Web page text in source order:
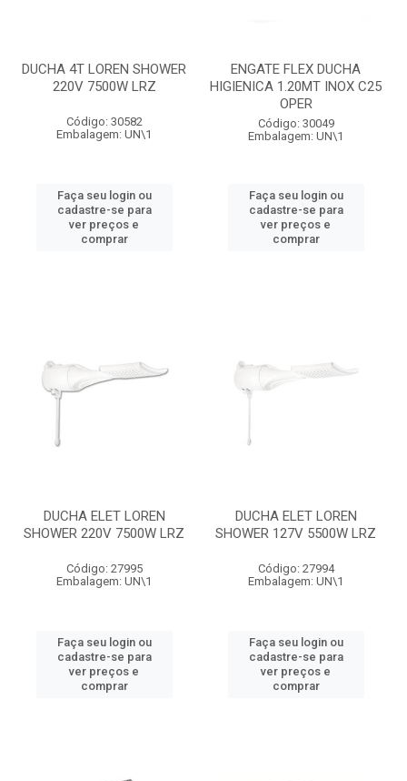
DUCHA 4T LOREN SHOWER
220V 7500W LRZ
Código: 30582
Embalagem: UN\1
Faça seu login ou
cadastre-se para
ver preços e
comprar
ENGATE FLEX DUCHA
HIGIENICA 1.20MT INOX C25
OPER
Código: 30049
Embalagem: UN\1
Faça seu login ou
cadastre-se para
ver preços e
comprar
DUCHA ELET LOREN
SHOWER 220V 7500W LRZ
Código: 27995
Embalagem: UN\1
Faça seu login ou
cadastre-se para
ver preços e
comprar
DUCHA ELET LOREN
SHOWER 127V 5500W LRZ
Código: 27994
Embalagem: UN\1
Faça seu login ou
cadastre-se para
ver preços e
comprar